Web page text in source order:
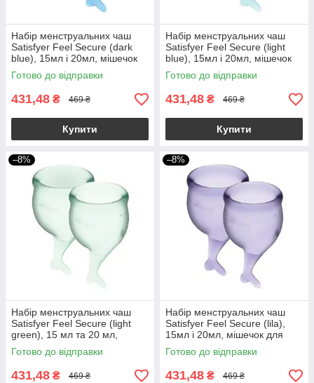
Набір менструальних чаш
Satisfyer Feel Secure (dark
blue), 15мл і 20мл, мішечок
для зберігання
Готово до відправки
431,48 ₴ 469 ₴
Купити
Набір менструальних чаш
Satisfyer Feel Secure (light
blue), 15мл і 20мл, мішечок
для зберігання
Готово до відправки
431,48 ₴ 469 ₴
Купити
–8%
Набір менструальних чаш
Satisfyer Feel Secure (light
green), 15 мл та 20 мл,
мішечок для зберігання
Готово до відправки
431,48 ₴ 469 ₴
–8%
Набір менструальних чаш
Satisfyer Feel Secure (lila),
15мл і 20мл, мішечок для
зберігання
Готово до відправки
431,48 ₴ 469 ₴